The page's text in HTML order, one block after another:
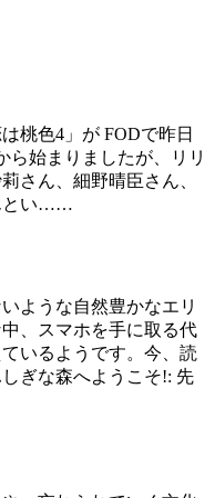
桃色4」が FODで昨日
ら始まりましたが、リリ
さん、細野晴臣さん、
とい……
ような自然豊かなエリ
、スマホを手に取る代
いるようです。今、読
ぎな森へようこそ!: 先